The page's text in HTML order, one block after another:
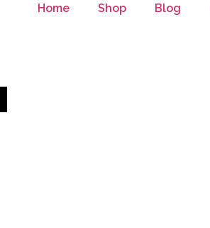
Home Shop Blog